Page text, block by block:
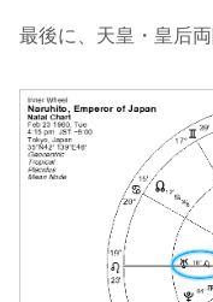
最後に、天皇・皇后